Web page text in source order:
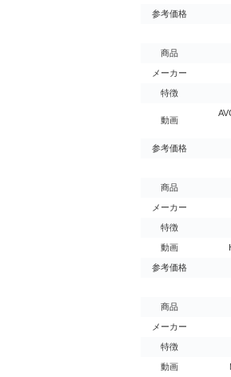
参考価格
商品
メーカー
特徴
動画
参考価格
商品
メーカー
特徴
動画
参考価格
商品
メーカー
特徴
動画